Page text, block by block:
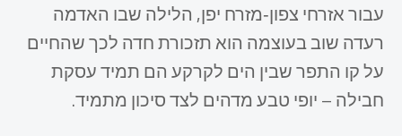
עבור אזרחי צפון‑מזרח יפן, הלילה שבו האדמה
רעדה שוב בעוצמה הוא תזכורת חדה לכך שהחיים
על קו התפר שבין הים לקרקע הם תמיד עסקת
חבילה – יופי טבע מדהים לצד סיכון מתמיד.​